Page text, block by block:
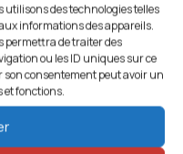
utilisons des technologies telles
informations des appareils.
permettra de traiter des
ou les ID uniques sur ce
son consentement peut avoir un
fonctions.